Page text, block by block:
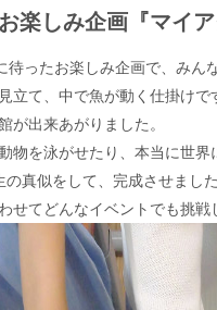
楽しみ企画『マイア
ったお楽しみ企画で、みん
立て、中で魚が動く仕掛け
が出来あがりました。
物を泳がせたり、本当に世
真似をして、完成させまし
せてどんなイベントでも挑戦